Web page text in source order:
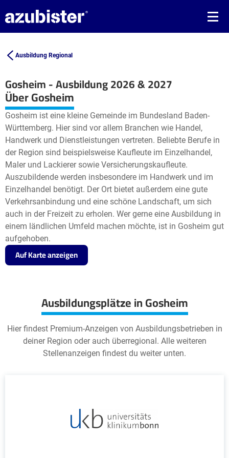
Ausbildung Regional
Gosheim - Ausbildung 2026 & 2027
+
−
Leaflet | © OpenStreetMap2
Über Gosheim
Gosheim ist eine kleine Gemeinde im Bundesland Baden-
Württemberg. Hier sind vor allem Branchen wie Handel,
Handwerk und Dienstleistungen vertreten. Beliebte Berufe in
der Region sind beispielsweise Kaufleute im Einzelhandel,
Maler und Lackierer sowie Versicherungskaufleute.
Auszubildende werden insbesondere im Handwerk und im
Einzelhandel benötigt. Der Ort bietet außerdem eine gute
Verkehrsanbindung und eine schöne Landschaft, um sich
auch in der Freizeit zu erholen. Wer gerne eine Ausbildung in
einem ländlichen Umfeld machen möchte, ist in Gosheim gut
aufgehoben.
Auf Karte anzeigen
Ausbildungsplätze in Gosheim
Hier findest Premium-Anzeigen von Ausbildungsbetrieben in
deiner Region oder auch überregional. Alle weiteren
Stellenanzeigen findest du weiter unten.